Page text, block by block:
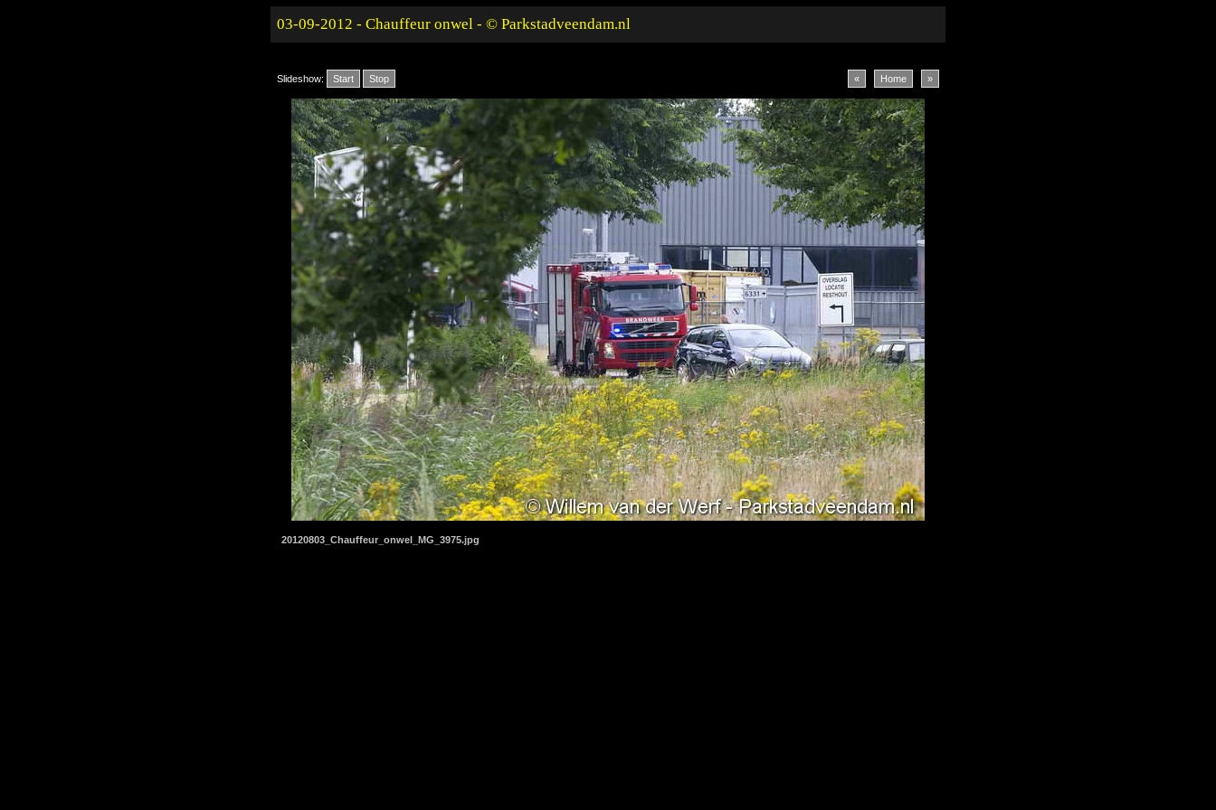
03-09-2012 - Chauffeur onwel - © Parkstadveendam.nl
Slideshow: Start Stop « Home »
20120803_Chauffeur_onwel_MG_3975.jpg